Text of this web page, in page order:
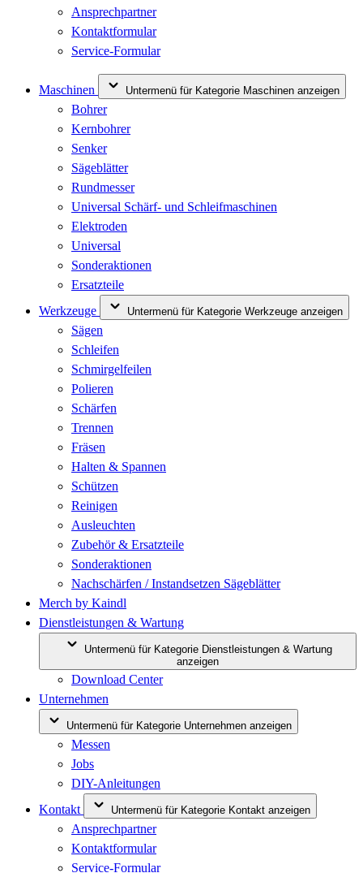
Ansprechpartner
Kontaktformular
Service-Formular
Maschinen Untermenü für Kategorie Maschinen anzeigen
Bohrer
Kernbohrer
Senker
Sägeblätter
Rundmesser
Universal Schärf- und Schleifmaschinen
Elektroden
Universal
Sonderaktionen
Ersatzteile
Werkzeuge
Untermenü für Kategorie Werkzeuge anzeigen
Sägen
Schleifen
Schmirgelfeilen
Polieren
Schärfen
Trennen
Fräsen
Halten & Spannen
Schützen
Reinigen
Ausleuchten
Zubehör & Ersatzteile
Sonderaktionen
Nachschärfen / Instandsetzen Sägeblätter
Merch by Kaindl
Dienstleistungen & Wartung
Untermenü für Kategorie Dienstleistungen & Wartung
anzeigen
Download Center
Unternehmen
Untermenü für Kategorie Unternehmen anzeigen
Messen
Jobs
DIY-Anleitungen
Kontakt
Untermenü für Kategorie Kontakt anzeigen
Ansprechpartner
Kontaktformular
Service-Formular